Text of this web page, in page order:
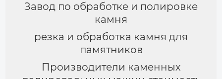
Завод по обработке и полировке
камня
резка и обработка камня для
памятников
Производители каменных